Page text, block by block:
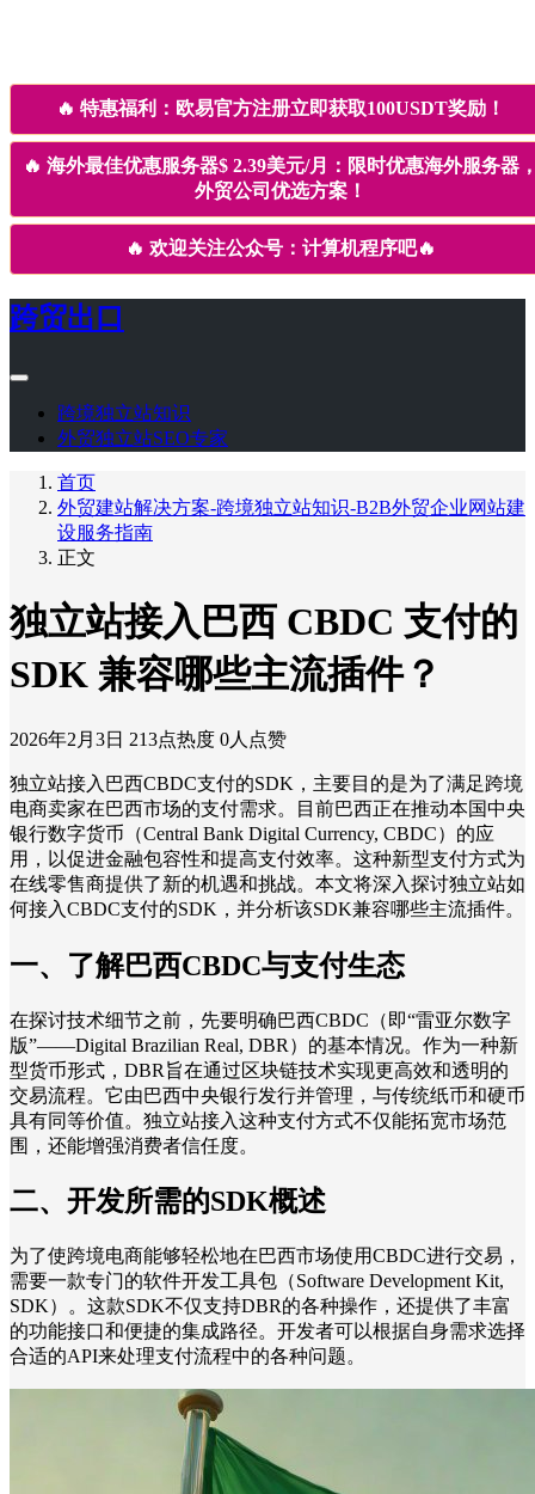
🔥 特惠福利：欧易官方注册立即获取100USDT奖励！
🔥 海外最佳优惠服务器$ 2.39美元/月：限时优惠海外服务器
外贸公司优选方案！
🔥 欢迎关注公众号：计算机程序吧🔥
跨贸出口
跨境独立站知识
外贸独立站SEO专家
首页
外贸建站解决方案-跨境独立站知识-B2B外贸企业网站建
设服务指南
正文
独立站接入巴西 CBDC 支付的
SDK 兼容哪些主流插件？
2026年2月3日 213点热度 0人点赞
独立站接入巴西CBDC支付的SDK，主要目的是为了满足跨境
电商卖家在巴西市场的支付需求。目前巴西正在推动本国中央
银行数字货币（Central Bank Digital Currency, CBDC）的应
用，以促进金融包容性和提高支付效率。这种新型支付方式为
在线零售商提供了新的机遇和挑战。本文将深入探讨独立站如
何接入CBDC支付的SDK，并分析该SDK兼容哪些主流插件。
一、了解巴西CBDC与支付生态
在探讨技术细节之前，先要明确巴西CBDC（即“雷亚尔数字
版”——Digital Brazilian Real, DBR）的基本情况。作为一种新
型货币形式，DBR旨在通过区块链技术实现更高效和透明的
交易流程。它由巴西中央银行发行并管理，与传统纸币和硬币
具有同等价值。独立站接入这种支付方式不仅能拓宽市场范
围，还能增强消费者信任度。
二、开发所需的SDK概述
为了使跨境电商能够轻松地在巴西市场使用CBDC进行交易，
需要一款专门的软件开发工具包（Software Development Kit,
SDK）。这款SDK不仅支持DBR的各种操作，还提供了丰富
的功能接口和便捷的集成路径。开发者可以根据自身需求选择
合适的API来处理支付流程中的各种问题。